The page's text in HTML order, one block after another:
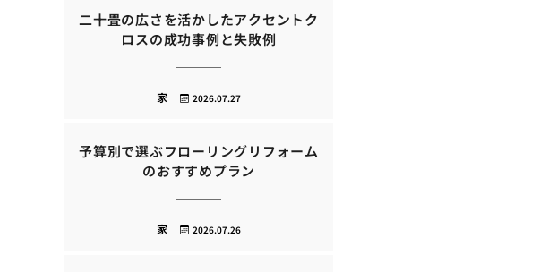
二十畳の広さを活かしたアクセントク
ロスの成功事例と失敗例
2026.07.27
家
予算別で選ぶフローリングリフォーム
のおすすめプラン
2026.07.26
家